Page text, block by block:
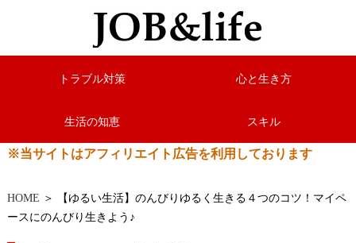
トラブル対策 心と生き方
生活の知恵 スキル
※当サイトはアフィリエイト広告を利用しております
HOME ＞ 【ゆるい生活】のんびりゆるく生きる４つのコツ！マイペ
ースにのんびり生きよう♪